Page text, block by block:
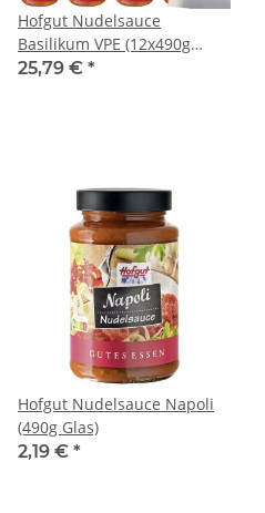
Hofgut Nudelsauce
Basilikum VPE (12x490g
Glas) + usy Block
25,79 € *
Hofgut Nudelsauce Napoli
(490g Glas)
2,19 € *